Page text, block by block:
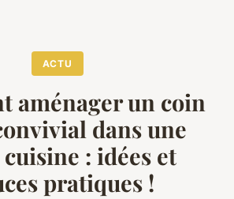
ACTU
aménager un coin
dans une
: idées et
pratiques !